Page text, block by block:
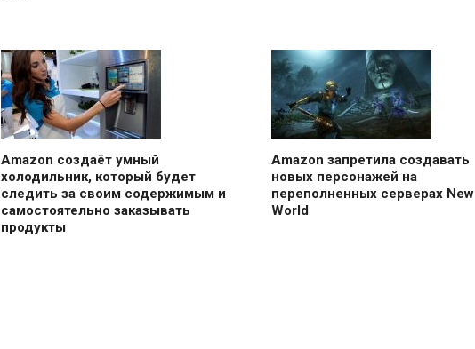
Amazon создаёт умный
холодильник, который будет
следить за своим содержимым и
самостоятельно заказывать
продукты
Amazon запретила создавать
новых персонажей на
переполненных серверах New
World